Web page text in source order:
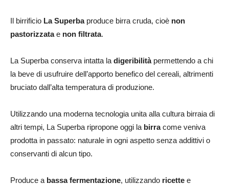
Il birrificio La Superbaproduce birra cruda, cioè non
pastorizzatae non filtrata.
La Superba conserva intatta la digeribilitàpermettendo a chi
la beve di usufruire dell’apporto benefico del cereali, altrimenti
bruciato dall’alta temperatura di produzione.
Utilizzando una moderna tecnologia unita alla cultura birraia di
altri tempi, La Superba ripropone oggi la birracome veniva
prodotta in passato: naturale in ogni aspetto senza addittivi o
conservanti di alcun tipo.
Produce a bassa fermentazione, utilizzando ricette e